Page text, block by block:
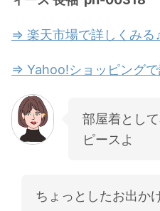
⇒ 楽天市場で詳しくみる
⇒ Yahoo!ショッピング
部屋着とし
ピースよ
ちょっとしたお出か